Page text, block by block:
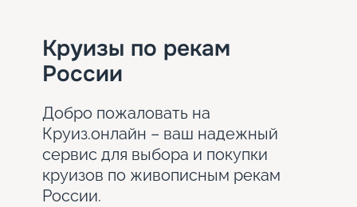
Круизы по рекам
России
Добро пожаловать на
Круиз.онлайн – ваш надежный
сервис для выбора и покупки
круизов по живописным рекам
России.